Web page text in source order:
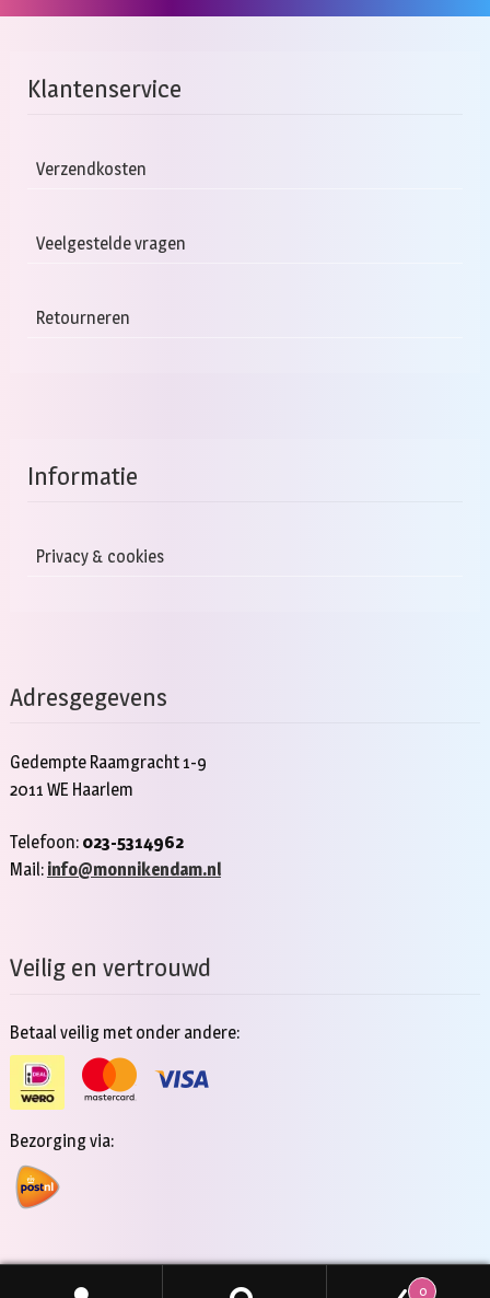
Klantenservice
Verzendkosten
Veelgestelde vragen
Retourneren
Informatie
Privacy & cookies
Adresgegevens
Gedempte Raamgracht 1-9
2011 WE Haarlem
Telefoon: 023-5314962
Mail: info@monnikendam.nl
Veilig en vertrouwd
Betaal veilig met onder andere:
Bezorging via:
0